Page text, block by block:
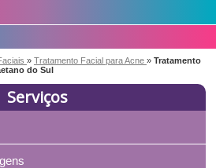
» Tratamento Facial para Acne » Tratamento
do Sul
Serviços